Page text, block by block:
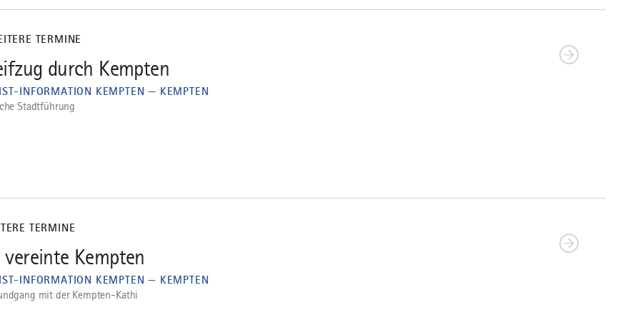
TERMINE
durch Kempten
INFORMATION KEMPTEN — KEMPTEN
Stadtführung
TERMINE
vereinte Kempten
INFORMATION KEMPTEN — KEMPTEN
mit der Kempten-Kathi